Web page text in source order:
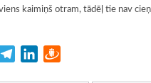
kaimiņš otram, tādēļ tie nav
TelegramLinkedIn